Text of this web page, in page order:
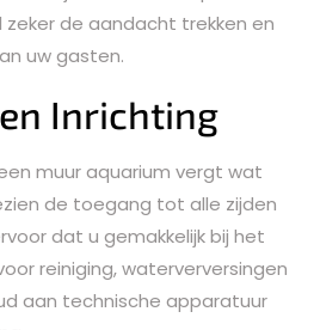
de aandacht trekken en
uw gasten.
Inrichting
muur aquarium vergt wat
de toegang tot alle zijden
dat u gemakkelijk bij het
reiniging, waterverversingen
aan technische apparatuur